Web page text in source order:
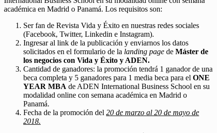
académica en Madrid o Panamá. Los requisitos son:
Ser fan de Revista Vida y Éxito en nuestras redes sociales
(Facebook, Twitter, Linkedin e Instagram).
Ingresar al link de la publicación y enviarnos los datos
solicitados en el formulario de la landing page de Máster de
los negocios con Vida y Éxito y ADEN.
Cantidad de ganadores: la promoción tendrá 1 ganador de una
beca completa y 5 ganadores para 1 media beca para el ONE
YEAR MBA de ADEN International Business School en su
modalidad online con semana académica en Madrid o
Panamá.
Fecha de la promoción del 20 de marzo al 20 de mayo de
2018.